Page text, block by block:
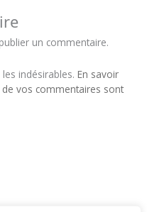
un commentaire.
indésirables. En savoir
vos commentaires sont